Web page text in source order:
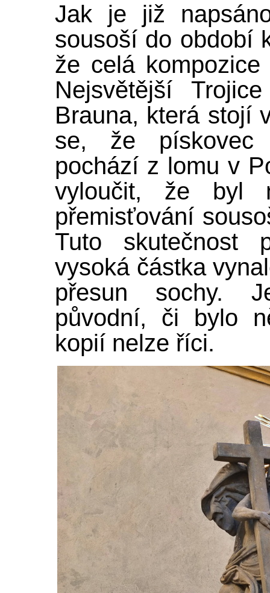
Jak je již
sousoší do období
že celá
Nejsvětější
Brauna, která stojí
se, že pískovec
pochází z lomu v
vyloučit, že byl
přemisťování
Tuto skutečnost
vysoká částka
přesun sochy.
původní, či bylo
kopií nelze říci.